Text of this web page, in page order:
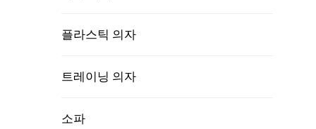
플라스틱 의자
트레이닝 의자
소파